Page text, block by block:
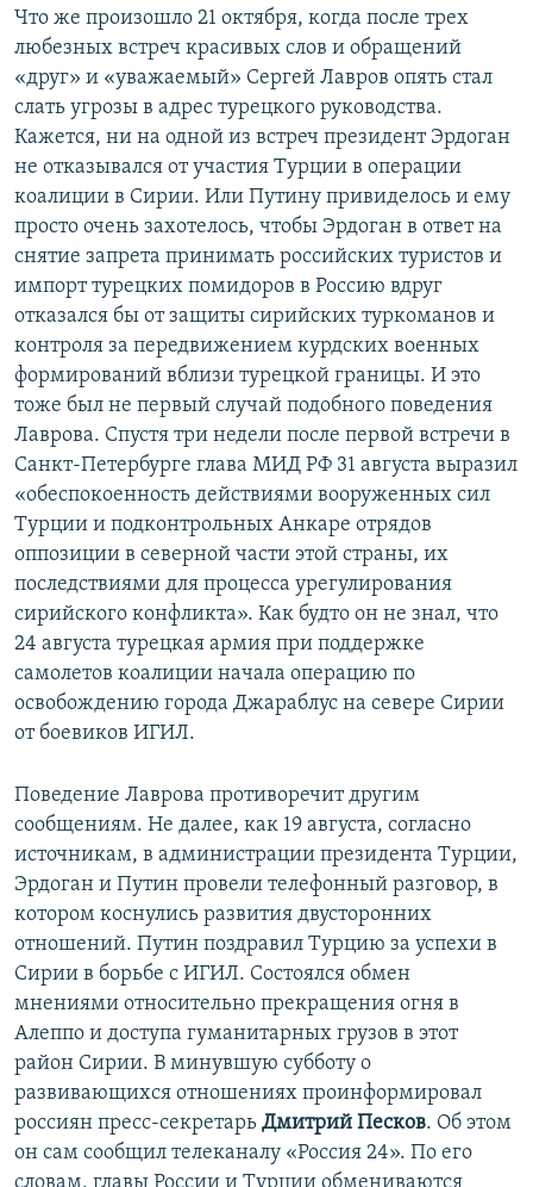
Что же произошло 21 октября, когда после трех
любезных встреч красивых слов и обращений
«друг» и «уважаемый» Сергей Лавров опять стал
слать угрозы в адрес турецкого руководства.
Кажется, ни на одной из встреч президент Эрдоган
не отказывался от участия Турции в операции
коалиции в Сирии. Или Путину привиделось и ему
просто очень захотелось, чтобы Эрдоган в ответ на
снятие запрета принимать российских туристов и
импорт турецких помидоров в Россию вдруг
отказался бы от защиты сирийских туркоманов и
контроля за передвижением курдских военных
формирований вблизи турецкой границы. И это
тоже был не первый случай подобного поведения
Лаврова. Спустя три недели после первой встречи в
Санкт-Петербурге глава МИД РФ 31 августа выразил
«обеспокоенность действиями вооруженных сил
Турции и подконтрольных Анкаре отрядов
оппозиции в северной части этой страны, их
последствиями для процесса урегулирования
сирийского конфликта». Как будто он не знал, что
24 августа турецкая армия при поддержке
самолетов коалиции начала операцию по
освобождению города Джараблус на севере Сирии
от боевиков ИГИЛ.
Поведение Лаврова противоречит другим
сообщениям. Не далее, как 19 августа, согласно
источникам, в администрации президента Турции,
Эрдоган и Путин провели телефонный разговор, в
котором коснулись развития двусторонних
отношений. Путин поздравил Турцию за успехи в
Сирии в борьбе с ИГИЛ. Состоялся обмен
мнениями относительно прекращения огня в
Алеппо и доступа гуманитарных грузов в этот
район Сирии. В минувшую субботу о
развивающихся отношениях проинформировал
россиян пресс-секретарь Дмитрий Песков. Об этом
он сам сообщил телеканалу «Россия 24». По его